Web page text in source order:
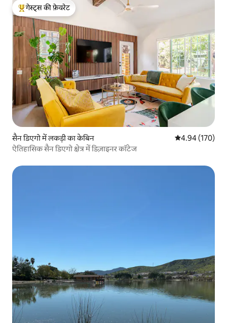
गेस्ट्स का टॉप फ़ेवरेट
गेस्ट्स की फ़ेवरेट
सैन डिएगो में लकड़ी का केबिन औसत रेटिंग 5 में से
4.94 (170)
ऐतिहासिक सैन डिएगो क्षेत्र में डिज़ाइनर कॉटेज